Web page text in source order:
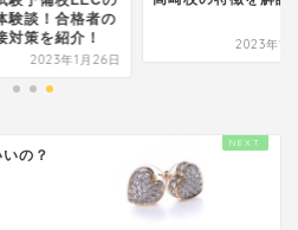
験談！合格者の
対策を紹介！
2023年1月26日
2023年1
の？